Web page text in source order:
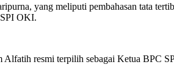
yang meliputi pembahasan tata
OKI.
Alfatih resmi terpilih sebagai Ketua